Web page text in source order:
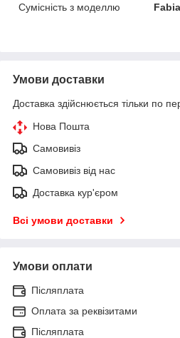
Сумісність з моделлю
Fabia
Умови доставки
Доставка здійснюється тільки по
Нова Пошта
Самовивіз
Самовивіз від нас
Доставка кур'єром
Всі умови доставки
Умови оплати
Післяплата
Оплата за реквізитами
Післяплата